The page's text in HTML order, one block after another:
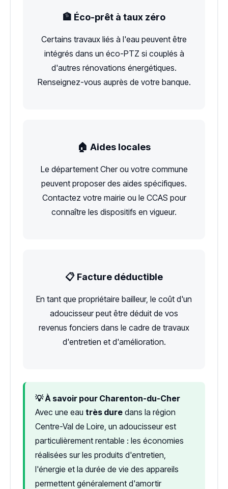
🏦 Éco-prêt à taux zéro
Certains travaux liés à l'eau peuvent être
intégrés dans un éco-PTZ si couplés à
d'autres rénovations énergétiques.
Renseignez-vous auprès de votre banque.
🏠 Aides locales
Le département Cher ou votre commune
peuvent proposer des aides spécifiques.
Contactez votre mairie ou le CCAS pour
connaître les dispositifs en vigueur.
📋 Facture déductible
En tant que propriétaire bailleur, le coût d'un
adoucisseur peut être déduit de vos
revenus fonciers dans le cadre de travaux
d'entretien et d'amélioration.
💡 À savoir pour Charenton-du-Cher
Avec une eau très dure dans la région
Centre-Val de Loire, un adoucisseur est
particulièrement rentable : les économies
réalisées sur les produits d'entretien,
l'énergie et la durée de vie des appareils
permettent généralement d'amortir